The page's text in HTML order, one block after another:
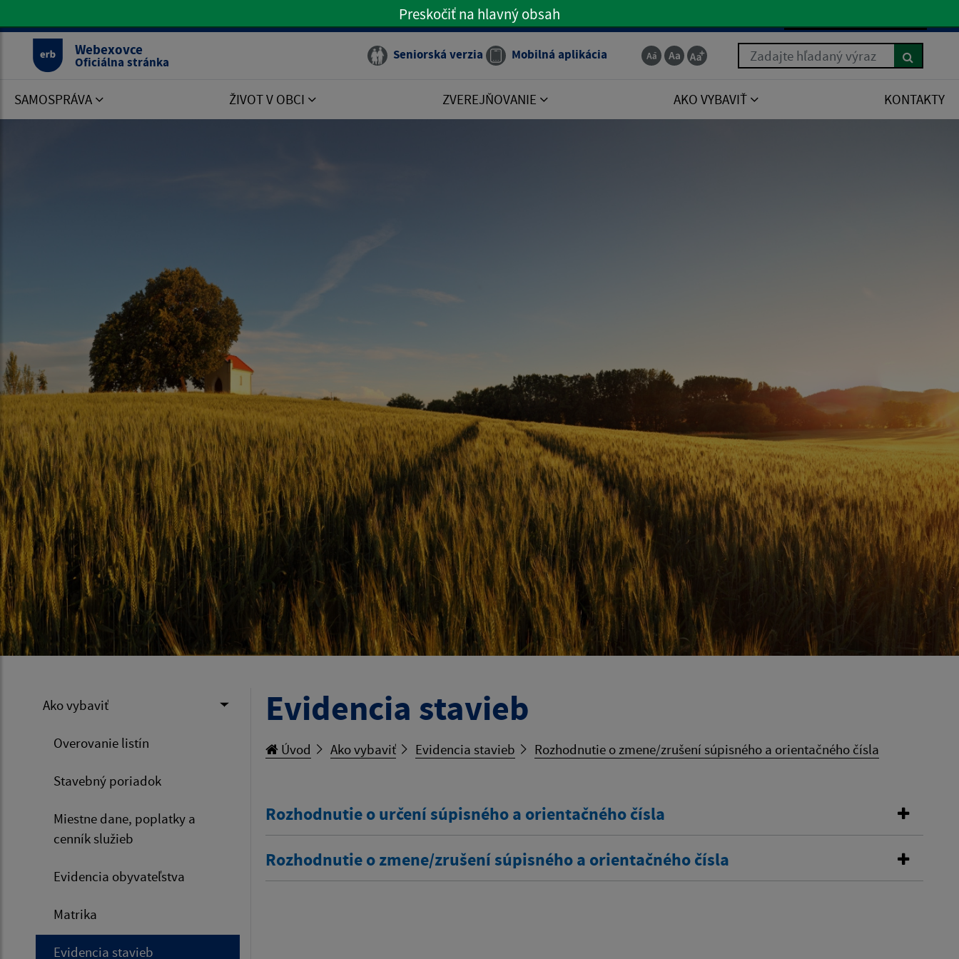
Preskočiť na hlavné menu
Preskočiť na hlavný obsah
Webexovce
Oficiálna stránka Seniorská verzia Mobilná aplikácia Zadajte hľadaný výraz
SAMOSPRÁVA ŽIVOT V OBCI ZVEREJŇOVANIE AKO VYBAVIŤ KONTAKTY
Ako vybaviť
Overovanie listín
Stavebný poriadok
Miestne dane, poplatky a
cenník služieb
Evidencia obyvateľstva
Matrika
Evidencia stavieb
Evidencia stavieb
Úvod Ako vybaviť Evidencia stavieb Rozhodnutie o zmene/zrušení súpisného a orientačného čísla
Rozhodnutie o určení súpisného a orientačného čísla
Rozhodnutie o zmene/zrušení súpisného a orientačného čísla